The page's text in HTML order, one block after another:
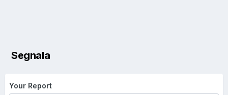
Segnala
Your Report